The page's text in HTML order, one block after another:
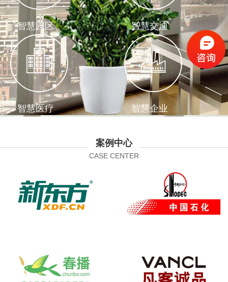
智慧园区 智慧交通
智慧医疗 智慧企业
案例中心
CASE CENTER